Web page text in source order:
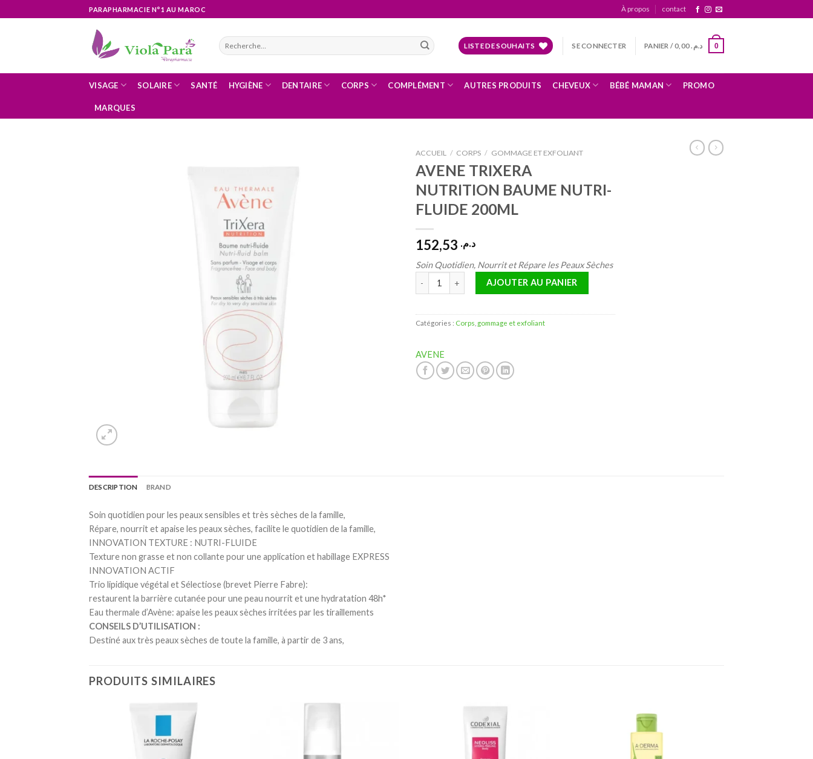
to
PARAPHARMACIE N°1 AU MAROC À propos contact
Recherche
pour :
LISTE DE SOUHAITS SE CONNECTER PANIER / د.م. 0
VISAGE SOLAIRE SANTÉ HYGIÈNE DENTAIRE CORPS COMPLÉMENT AUTRES PRODUITS CHEVEUX BÉBÉ MAMAN PROMO
MARQUES
ACCUEIL / CORPS / GOMMAGE ET EXFOLIANT
AVENE TRIXERA
NUTRITION BAUME NUTRI-
FLUIDE 200ML
د.م.
Soin Quotidien, Nourrit et Répare les Peaux Sèches
quantité de AVENE TRIXERA NUTRITION BAUME NUTRI-FLUIDE 200ML
AJOUTER AU PANIER
Catégories : Corps gommage et exfoliant
AVENE
DESCRIPTION BRAND
Soin quotidien pour les peaux sensibles et très sèches de la famille,
Répare, nourrit et apaise les peaux sèches, facilite le quotidien de la famille,
INNOVATION TEXTURE : NUTRI-FLUIDE
Texture non grasse et non collante pour une application et habillage EXPRESS
INNOVATION ACTIF
Trio lipidique végétal et Sélectiose (brevet Pierre Fabre):
restaurent la barrière cutanée pour une peau nourrit et une hydratation 48h*
Eau thermale d’Avène: apaise les peaux sèches irritées par les tiraillements
CONSEILS D’UTILISATION :
Destiné aux très peaux sèches de toute la famille, à partir de 3 ans,
PRODUITS SIMILAIRES